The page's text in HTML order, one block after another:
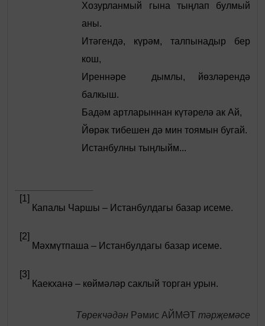
Хозурланмый гына тыңлап булмый
аны.
Итәгендә, күрәм, талпынадыр бер
кош,
Иреннәре дымлы, йөзләрендә
балкыш.
Бадәм артларыннан күтәрелә ак Ай,
Йөрәк тибешен дә мин тоямын бугай.
Истанбулны тыңлыйм...
[1]
Капалы Чаршы – Истанбулдагы базар исеме.
[2]
Мәхмүтпаша – Истанбулдагы базар исеме.
[3]
Каекханә – көймәләр саклый торган урын.
Төрекчәдән Рәмис АЙМӘТ тәрҗемәсе